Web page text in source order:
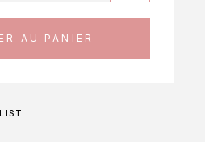
AU PANIER